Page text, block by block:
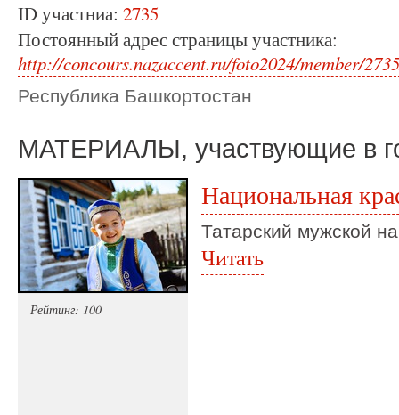
ID участниа: 2735
Постоянный адрес страницы участника:
http://concours.nazaccent.ru/foto2024/member/
Республика Башкортостан
МАТЕРИАЛЫ, участвующие в
Рейтинг: 100
Национальная
Татарский мужской
Читать